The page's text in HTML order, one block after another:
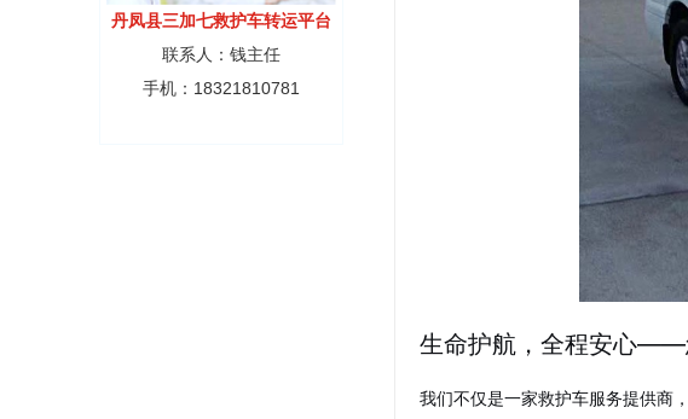
丹凤县三加七救护车转运平台
联系人：钱主任
手机：18321810781
生命护航，全程安心——
我们不仅是一家救护车服务提供商